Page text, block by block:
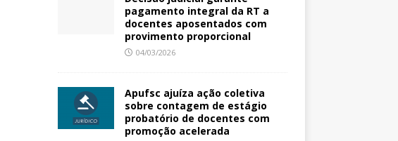
pagamento integral da RT a
docentes aposentados com
provimento proporcional
04/03/2026
Apufsc ajuíza ação coletiva
sobre contagem de estágio
probatório de docentes com
promoção acelerada